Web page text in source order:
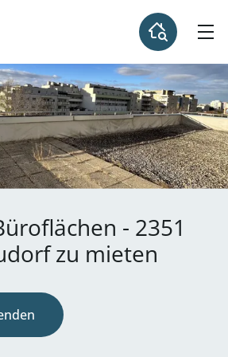
- 2351
zu mieten